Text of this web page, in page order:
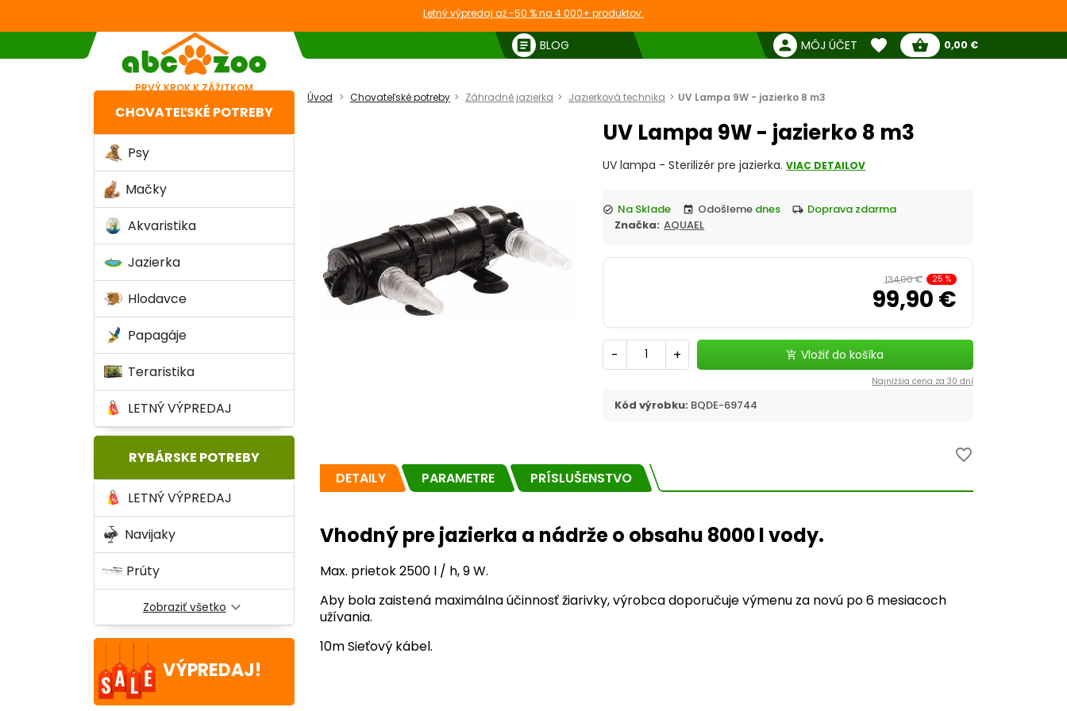
Letný výpredaj až -50 % na 4 000+ produktov.
PRVÝ KROK K ZÁŽITKOM
article BLOG person MÔJ ÚČET favorite
Obľúbené produkty
shopping_basket
Pokladňa
0,00 €
CHOVATEĽSKÉ POTREBY
Psy
Mačky
Akvaristika
Jazierka
Hlodavce
Papagáje
Teraristika
LETNÝ VÝPREDAJ
RYBÁRSKE POTREBY
LETNÝ VÝPREDAJ
Navijaky
Prúty
Zobraziť všetko expand_more
VÝPREDAJ!
Úvod Chovateľské potreby Záhradné jazierka Jazierková technika UV Lampa 9W - jazierko 8 m3
UV Lampa 9W - jazierko 8 m3
UV lampa - Sterilizér pre jazierka.VIAC DETAILOV
check_circle Na Sklade event Odošleme dnes local_shipping
doprava zdarma
Značka:
AQUAEL
134,00 € 25 %
99,90 €
- + add_shopping_cart Vložiť do košíka
Najnižšia cena za 30 dní
Kód výrobku: BQDE-69744
favorite_border
DETAILY PARAMETRE PRÍSLUŠENSTVO
Vhodný pre jazierka a nádrže o obsahu 8000 l vody.
Max. prietok 2500 l / h, 9 W.
Aby bola zaistená maximálna účinnosť žiarivky, výrobca doporučuje výmenu za novú po 6 mesiacoch
užívania.
10m Sieťový kábel.